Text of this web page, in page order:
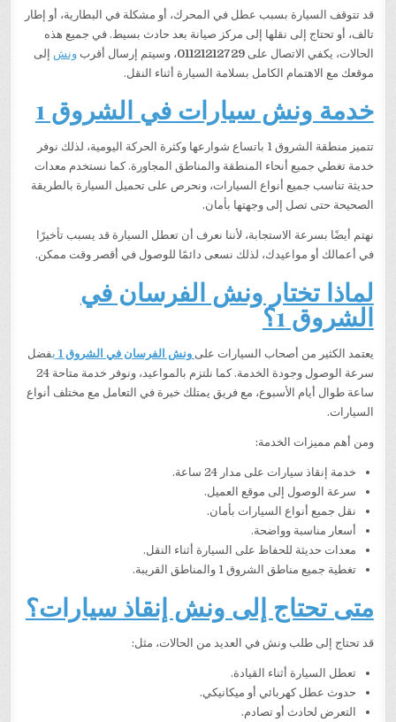
قد تتوقف السيارة بسبب عطل في المحرك، أو مشكلة في البطارية، أو إطار
تالف، أو تحتاج إلى نقلها إلى مركز صيانة بعد حادث بسيط. في جميع هذه
الحالات، يكفي الاتصال على01121212729، وسيتم إرسال أقربونش إلى
موقعك مع الاهتمام الكامل بسلامة السيارة أثناء النقل.
خدمة ونش سيارات في الشروق 1
تتميز منطقة الشروق 1 باتساع شوارعها وكثرة الحركة اليومية، لذلك نوفر
خدمة تغطي جميع أنحاء المنطقة والمناطق المجاورة. كما نستخدم معدات
حديثة تناسب جميع أنواع السيارات، ونحرص على تحميل السيارة بالطريقة
الصحيحة حتى تصل إلى وجهتها بأمان.
نهتم أيضًا بسرعة الاستجابة، لأننا نعرف أن تعطل السيارة قد يسبب تأخيرًا
في أعمالك أو مواعيدك، لذلك نسعى دائمًا للوصول في أقصر وقت ممكن.
لماذا تختار ونش الفرسان في
الشروق 1؟
يعتمد الكثير من أصحاب السيارات على ونش الفرسان في الشروق 1 بفضل
سرعة الوصول وجودة الخدمة. كما نلتزم بالمواعيد، ونوفر خدمة متاحة 24
ساعة طوال أيام الأسبوع، مع فريق يمتلك خبرة في التعامل مع مختلف أنواع
السيارات.
ومن أهم مميزات الخدمة:
خدمة إنقاذ سيارات على مدار 24 ساعة.
سرعة الوصول إلى موقع العميل.
نقل جميع أنواع السيارات بأمان.
أسعار مناسبة وواضحة.
معدات حديثة للحفاظ على السيارة أثناء النقل.
تغطية جميع مناطق الشروق 1 والمناطق القريبة.
متى تحتاج إلى ونش إنقاذ سيارات؟
قد تحتاج إلى طلب ونش في العديد من الحالات، مثل:
تعطل السيارة أثناء القيادة.
حدوث عطل كهربائي أو ميكانيكي.
التعرض لحادث أو تصادم.